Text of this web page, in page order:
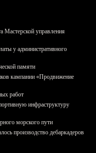
Мастерской управления
у административного
памяти
кампании «Продвижение
работ
инфраструктуру
морского пути
производство дебаркадеров